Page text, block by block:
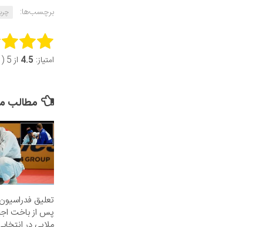
برچسب‌ها:
this item:
امتیاز: 4.5 از 5 (21 رای)
مطالب
تعلیق
پس از باخت